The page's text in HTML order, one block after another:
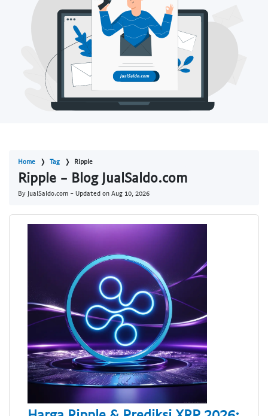
Home Tag Ripple
Ripple - Blog JualSaldo.com
By JualSaldo.com - Updated on Aug 10, 2026